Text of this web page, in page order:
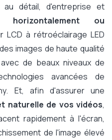
au détail, d'entreprise et
horizontalement ou
LCD à rétroéclairage LED
images de haute qualité
de beaux niveaux de
avancées de
Et, afin d'assurer une
naturelle de vos vidéos,
rapidement à l'écran,
de l'image élevé